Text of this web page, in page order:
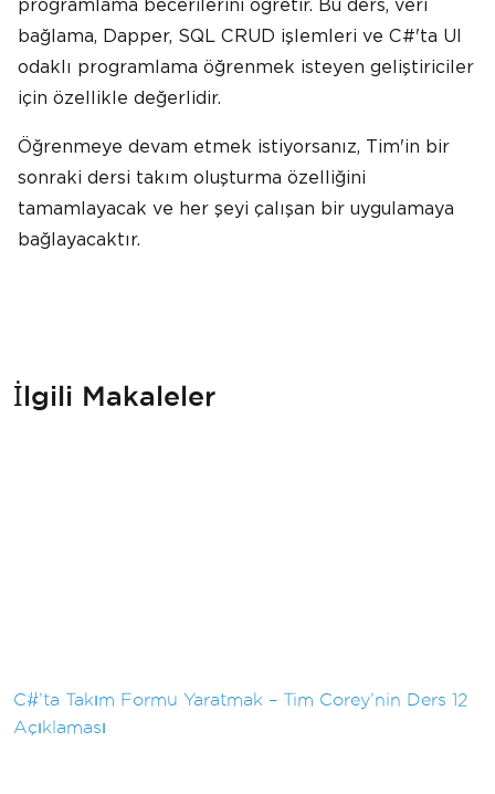
programlama becerilerini öğretir. Bu ders, veri
bağlama, Dapper, SQL CRUD işlemleri ve C#'ta UI
odaklı programlama öğrenmek isteyen geliştiriciler
için özellikle değerlidir.
Öğrenmeye devam etmek istiyorsanız, Tim'in bir
sonraki dersi takım oluşturma özelliğini
tamamlayacak ve her şeyi çalışan bir uygulamaya
bağlayacaktır.
İlgili Makaleler
C#’ta Takım Formu Yaratmak – Tim Corey’nin Ders 12
Açıklaması